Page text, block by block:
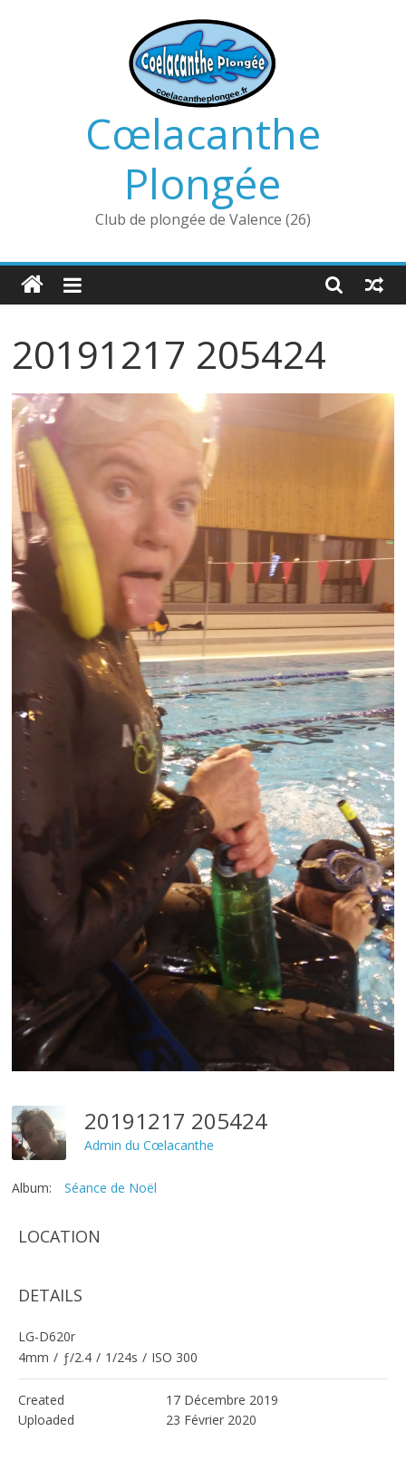
Cœlacanthe
Plongée
Club de plongée de Valence (26)
20191217 205424
20191217 205424
Admin du Cœlacanthe
Album: Séance de Noël
LOCATION
DETAILS
LG-D620r
4mm / ƒ/2.4 / 1/24s / ISO 300
Created
17 Décembre 2019
Uploaded
23 Février 2020